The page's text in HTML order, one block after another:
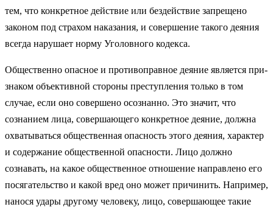
тем, что конкретное действие или бездействие запрещено
законом под страхом наказания, и совершение такого деяния
всегда нару­шает норму Уголовного кодекса.
Общественно опасное и противоправное деяние является при­
знаком объективной стороны преступления только в том
случае, если оно совершено осознанно. Это значит, что
сознанием лица, совершающего конкретное деяние, должна
охватываться общест­венная опасность этого деяния, характер
и содержание общест­венной опасности. Лицо должно
сознавать, на какое обществен­ное отношение направлено его
посягательство и какой вред оно может причинить. Например,
нанося удары другому человеку, лицо, совершающее такие